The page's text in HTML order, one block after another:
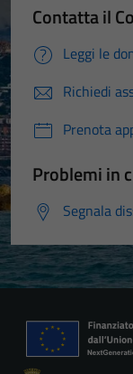
Contatta il
Leggi le
Richiedi
Prenota
Problemi in
Segnala